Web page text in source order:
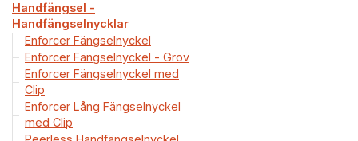
Handfängsel -
Handfängselnycklar
Enforcer Fängselnyckel
Enforcer Fängselnyckel - Grov
Enforcer Fängselnyckel med
Clip
Enforcer Lång Fängselnyckel
med Clip